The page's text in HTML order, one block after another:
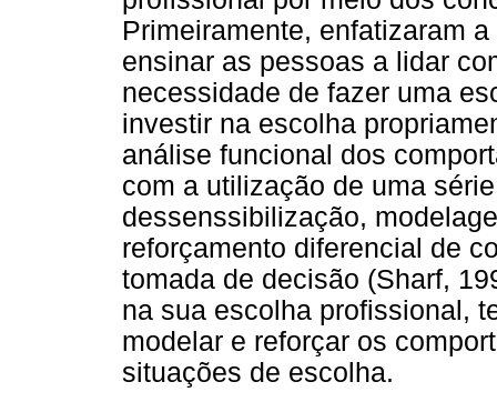
Primeiramente, enfatizaram
ensinar as pessoas a lidar
necessidade de fazer uma
investir na escolha
análise funcional dos
com a utilização de uma
dessenssibilização,
reforçamento diferencial de
tomada de decisão (Sharf,
na sua escolha profissional,
modelar e reforçar os
situações de escolha.